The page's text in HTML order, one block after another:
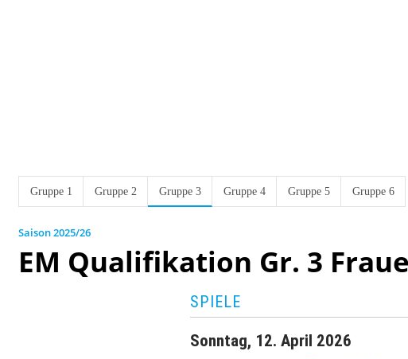
Gruppe 1 Gruppe 2 Gruppe 3 Gruppe 4 Gruppe 5 Gruppe 6
2025/26
EM Qualifikation Gr. 3
SPIELE
Sonntag, 12. April 2026